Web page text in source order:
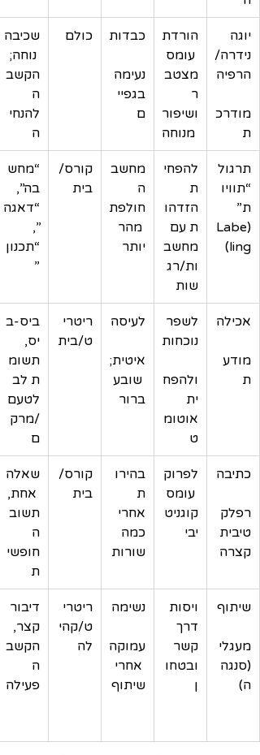
יוגה
נידרה/
הרפיה
מודרכ
ת
הורדת
עומס
מצטב
ר
ושיפור
מנוחה
כבדות
נעימה
בגפיי
ם
כולם
שכיבה
נוחה;
הקשב
ה
להנחי
ה
תרגול
“תוויו
ת”
(Labe
ling)
להפחי
ת
הזדהו
ת עם
מחשב
ות/רג
שות
מחשב
ה
חולפת
מהר
יותר
קורס/
בית
“מחש
בה”,
“דאגה
”,
“תכנון
”
אכילה
מודע
ת
לשפר
נוכחות
ולהפח
ית
אוטומ
ט
לעיסה
איטית;
שובע
ברור
ריטרי
ט/בית
ביס-ב
יס,
תשומ
ת לב
לטעם
/מרק
ם
כתיבה
רפלק
טיבית
קצרה
לפרוק
עומס
קוגניט
יבי
בהירו
ת
אחרי
כמה
שורות
קורס/
בית
שאלה
אחת,
תשוב
ה
חופשי
ת
שיתוף
מעגלי
(סנגה
ה)
ויסות
דרך
קשר
ובטחו
ן
נשימה
עמוקה
אחרי
שיתוף
ריטרי
ט/קהי
לה
דיבור
קצר,
הקשב
ה
פעילה